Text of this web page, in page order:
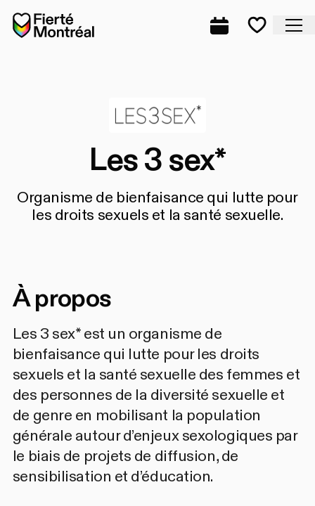
Aller à la navigation
Aller à la navigation
Aller au contenu
Accueil
Mes
Les 3 sex*
Organisme de bienfaisance qui lutte pour
les droits sexuels et la santé sexuelle.
À propos
Les 3 sex* est un organisme de
bienfaisance qui lutte pour les droits
sexuels et la santé sexuelle des femmes et
des personnes de la diversité sexuelle et
de genre en mobilisant la population
générale autour d’enjeux sexologiques par
le biais de projets de diffusion, de
sensibilisation et d’éducation.